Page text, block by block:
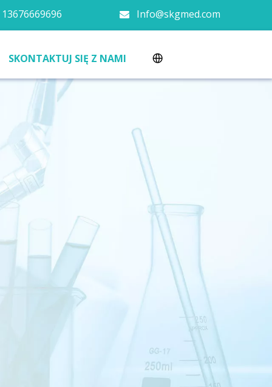
 Info@skgmed.com
SKONTAKTUJ SIĘ Z NAMI